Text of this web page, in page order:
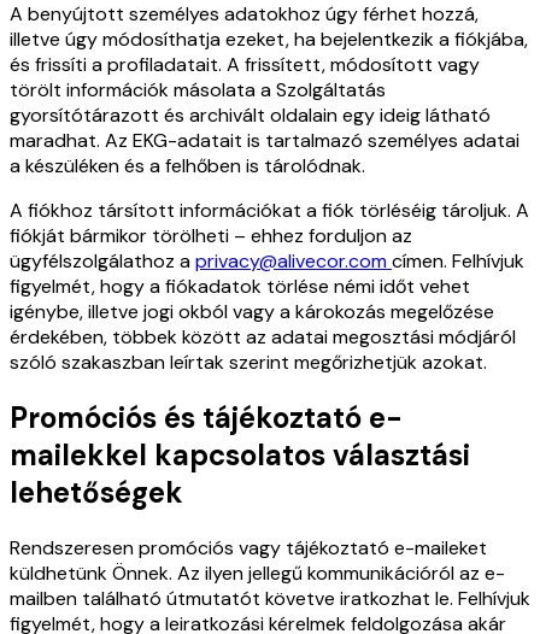
A benyújtott személyes adatokhoz úgy férhet hozzá,
illetve úgy módosíthatja ezeket, ha bejelentkezik a fiókjába,
és frissíti a profiladatait. A frissített, módosított vagy
törölt információk másolata a Szolgáltatás
gyorsítótárazott és archivált oldalain egy ideig látható
maradhat. Az EKG-adatait is tartalmazó személyes adatai
a készüléken és a felhőben is tárolódnak.
A fiókhoz társított információkat a fiók törléséig tároljuk. A
fiókját bármikor törölheti – ehhez forduljon az
ügyfélszolgálathoz aprivacy@alivecor.comcímen. Felhívjuk
figyelmét, hogy a fiókadatok törlése némi időt vehet
igénybe, illetve jogi okból vagy a károkozás megelőzése
érdekében, többek között az adatai megosztási módjáról
szóló szakaszban leírtak szerint megőrizhetjük azokat.
Promóciós és tájékoztató e-
mailekkel kapcsolatos választási
lehetőségek
Rendszeresen promóciós vagy tájékoztató e-maileket
küldhetünk Önnek. Az ilyen jellegű kommunikációról az e-
mailben található útmutatót követve iratkozhat le. Felhívjuk
figyelmét, hogy a leiratkozási kérelmek feldolgozása akár